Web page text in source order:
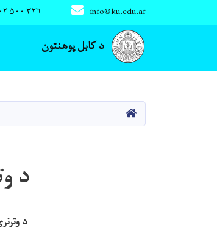
د کابل پوهنتون
info@ku.edu.af +۹۳ (۰)
Main navigation
کور
د
د